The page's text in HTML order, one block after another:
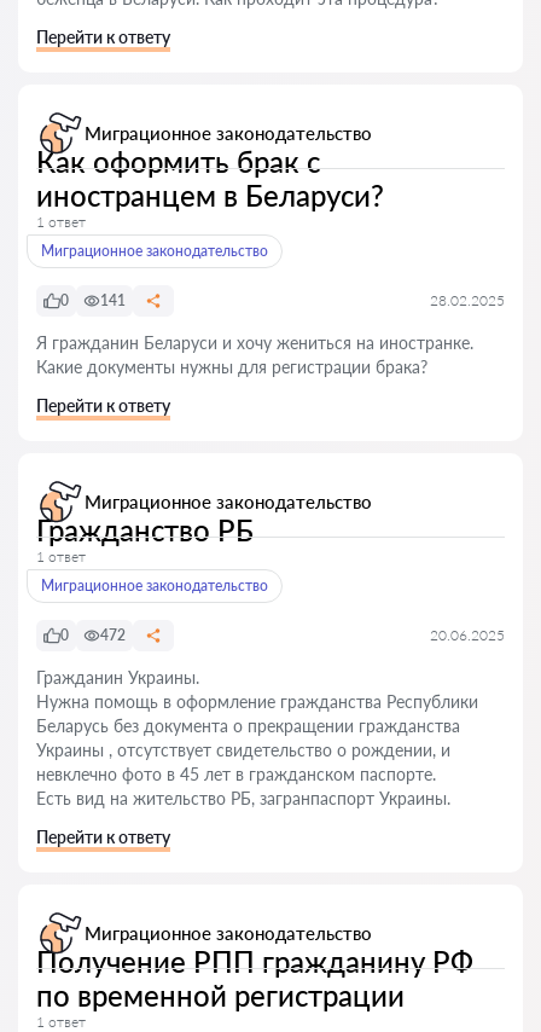
Перейти к ответу
Миграционное законодательство
Как оформить брак с
иностранцем в Беларуси?
1 ответ
Миграционное законодательство
0 141 28.02.2025
Я гражданин Беларуси и хочу жениться на иностранке.
Какие документы нужны для регистрации брака?
Перейти к ответу
Миграционное законодательство
Гражданство РБ
1 ответ
Миграционное законодательство
0 472 20.06.2025
Гражданин Украины.
Нужна помощь в оформление гражданства Республики
Беларусь без документа о прекращении гражданства
Украины , отсутствует свидетельство о рождении, и
невклечно фото в 45 лет в гражданском паспорте.
Есть вид на жительство РБ, загранпаспорт Украины.
Перейти к ответу
Миграционное законодательство
Получение РПП гражданину РФ
по временной регистрации
1 ответ